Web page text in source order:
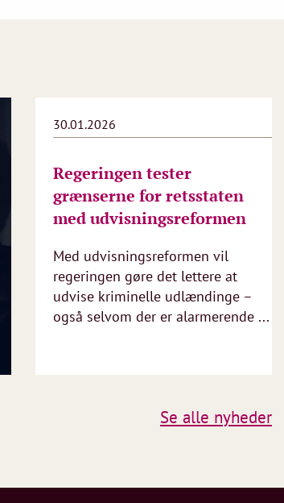
30.01.2026
Regeringen tester
grænserne for retsstaten
med udvisningsreformen
Med udvisningsreformen vil
regeringen gøre det lettere at
udvise kriminelle udlændinge –
også selvom der er alarmerende ...
Se alle nyheder